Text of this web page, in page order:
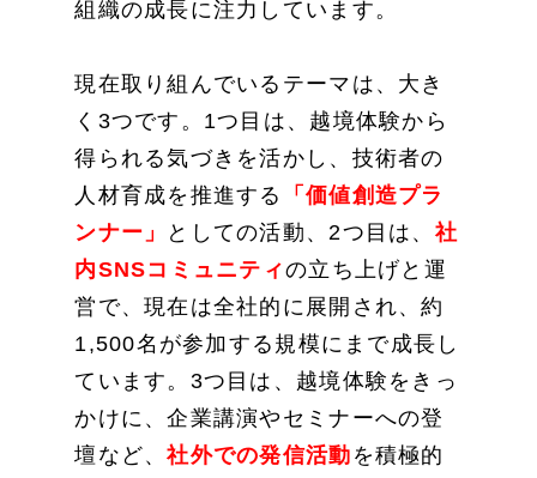
組織の成長に注力しています。
現在取り組んでいるテーマは、大き
く3つです。1つ目は、越境体験から
得られる気づきを活かし、技術者の
人材育成を推進する
「価値創造プラ
ンナー」
としての活動、2つ目は、 社
内SNSコミュニティの立ち上げと運
営で、現在は全社的に展開され、約
1,500名が参加する規模にまで成長し
ています。3つ目は、越境体験をきっ
かけに、企業講演やセミナーへの登
壇など、社外での発信活動 を積極的